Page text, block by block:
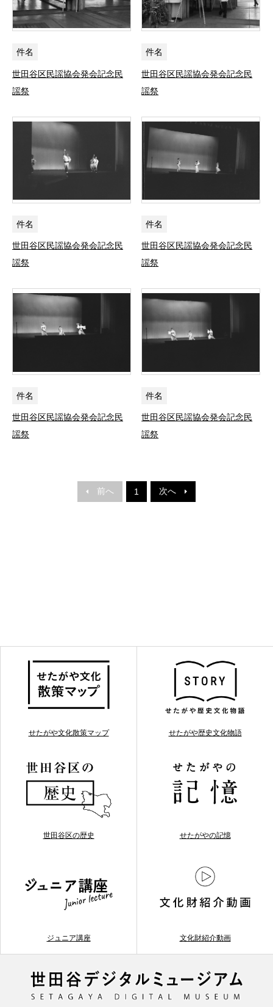
件名
世田谷区民謡協会発会記念民
謡祭
件名
世田谷区民謡協会発会記念民
謡祭
件名
世田谷区民謡協会発会記念民
謡祭
件名
世田谷区民謡協会発会記念民
謡祭
件名
世田谷区民謡協会発会記念民
謡祭
件名
世田谷区民謡協会発会記念民
謡祭
前へ 1 次へ
せたがや文化散策マップ せたがや歴史文化物語
世田谷区の歴史 せたがやの記憶
ジュニア講座 文化財紹介動画